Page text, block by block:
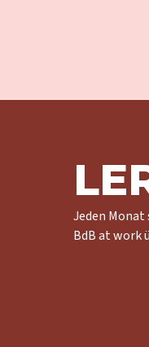
Jeden Monat
BdB at work